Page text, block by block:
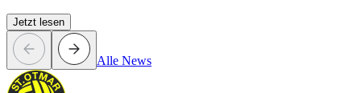
Jetzt lesen
Alle News